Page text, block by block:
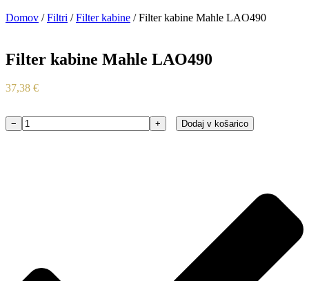
Domov /Filtri /Filter kabine / Filter kabine Mahle LAO490
Filter kabine Mahle LAO490
37,38 €
Filter
− + Dodaj v košarico